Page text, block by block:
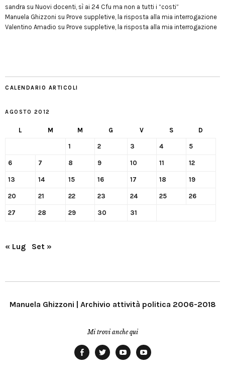
sandra su Nuovi docenti, sì ai 24 Cfu ma non a tutti i “costi”
Manuela Ghizzoni su Prove suppletive, la risposta alla mia interrogazione
Valentino Amadio su Prove suppletive, la risposta alla mia interrogazione
CALENDARIO ARTICOLI
AGOSTO 2012
L M M G V S D
1 2 3 4 5
6 7 8 9 10 11 12
13 14 15 16 17 18 19
20 21 22 23 24 25 26
27 28 29 30 31
« Lug Set »
Manuela Ghizzoni | Archivio attività politica 2006-2018
Mi trovi anche qui